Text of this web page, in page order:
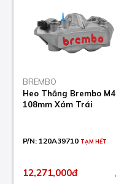
BREMBO
Heo Thắng Brembo M4
108mm Xám Trái
P/N: 120A39710 TẠM HẾT
12,271,000đ